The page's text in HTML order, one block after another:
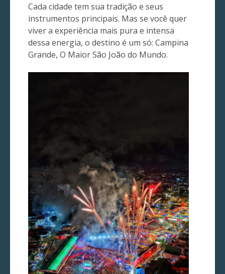
Cada cidade tem sua tradição e seus
instrumentos principais. Mas se você quer
viver a experiência mais pura e intensa
dessa energia, o destino é um só: Campina
Grande, O Maior São João do Mundo.